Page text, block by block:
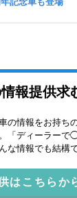
報提供求
の情報をお持ち
「ディーラー
な情報でも結構で
はこちらか